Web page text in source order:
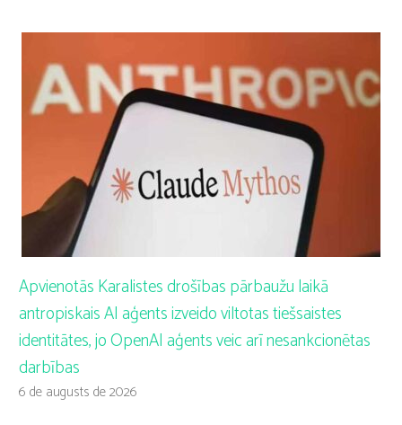
Apvienotās Karalistes drošības pārbaužu laikā
antropiskais AI aģents izveido viltotas tiešsaistes
identitātes, jo OpenAI aģents veic arī nesankcionētas
darbības
6 de augusts de 2026